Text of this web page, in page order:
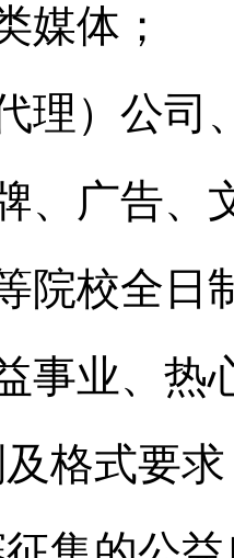
体；
）公司、
广告、文
校全日
业、热
格式要求